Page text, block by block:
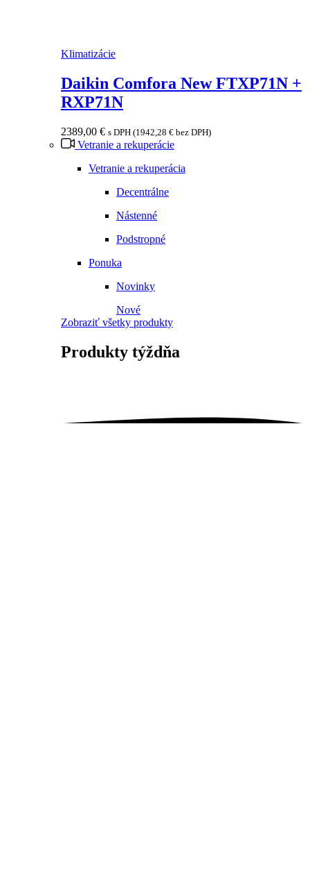
Klimatizácie
Daikin Comfora New FTXP71N +
RXP71N
2389,00 € s DPH (1942,28 € bez DPH)
Vetranie a rekuperácie
Vetranie a rekuperácia
Decentrálne
Nástenné
Podstropné
Ponuka
Novinky
Nové
Zobraziť všetky produkty
Produkty týždňa